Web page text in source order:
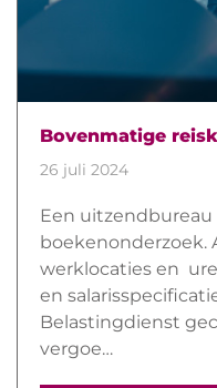
Bovenmatige
26 juli 2024
Een
boekenonderzoek.
werklocaties en
en
Belastingdienst
vergoe…